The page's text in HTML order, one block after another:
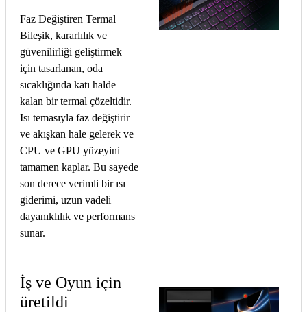
Faz Değiştiren Termal
Bileşik, kararlılık ve
güvenilirliği geliştirmek
için tasarlanan, oda
sıcaklığında katı halde
kalan bir termal çözeltidir.
Isı temasıyla faz değiştirir
ve akışkan hale gelerek ve
CPU ve GPU yüzeyini
tamamen kaplar. Bu sayede
son derece verimli bir ısı
giderimi, uzun vadeli
dayanıklılık ve performans
sunar.
İş ve Oyun için
üretildi